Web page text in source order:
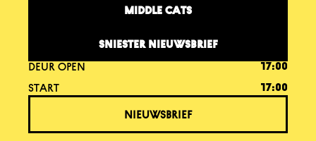
MIDDLE CATS
SNIESTER NIEUWSBRIEF
DEUR OPEN 17:00
START 17:00
NIEUWSBRIEF